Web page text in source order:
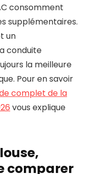
consomment
supplémentaires.
un
conduite
la meilleure
Pour en savoir
complet de la
vous explique
comparer